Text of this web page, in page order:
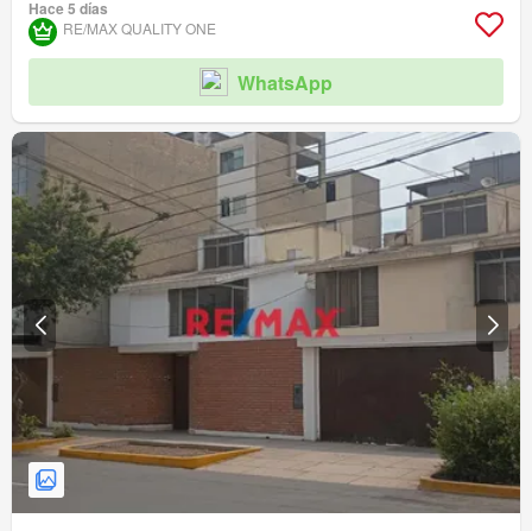
Hace 5 días
RE/MAX QUALITY ONE
WhatsApp